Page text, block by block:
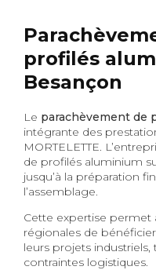
profilés
Besançon
Le parachèvement de
intégrante des
MORTELETTE.
de profilés aluminium
jusqu’à la préparation
l’assemblage.
Cette expertise permet
régionales de
leurs projets
contraintes logistiques.